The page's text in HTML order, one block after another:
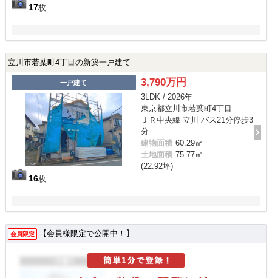
17枚
立川市若葉町4丁目の新築一戸建て
一戸建て
16枚
3,790万円
3LDK / 2026年
東京都立川市若葉町4丁目
ＪＲ中央線 立川 バス21分停歩3
分
建物面積 60.29㎡
土地面積 75.77㎡
(22.92坪)
会員限定 【会員様限定で公開中！】